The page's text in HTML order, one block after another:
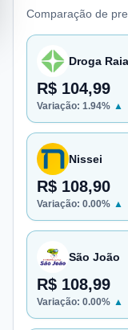
Comparação de
Droga Raia
R$ 104,99
Variação: 1.94% ▲
Nissei
R$ 108,90
Variação: 0.00% ▲
São João
R$ 108,99
Variação: 0.00% ▲